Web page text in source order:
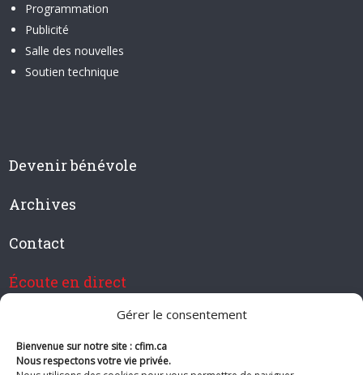
Gérer le consentement
Bienvenue sur notre site : cfim.ca
Nous respectons votre vie privée.
Programmation
Publicité
Salle des nouvelles
Soutien technique
Devenir bénévole
Archives
Contact
Écoute en direct
Devenir membre de CFIM